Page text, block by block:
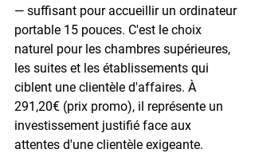
— suffisant pour accueillir un ordinateur
portable 15 pouces. C'est le choix
naturel pour les chambres supérieures,
les suites et les établissements qui
ciblent une clientèle d'affaires. À
291,20€ (prix promo), il représente un
investissement justifié face aux
attentes d'une clientèle exigeante.